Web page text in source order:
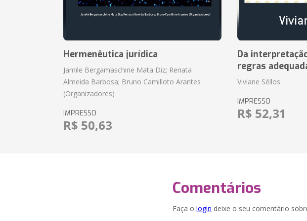
Hermenêutica jurídica
Jamile Bergamaschine Mata Diz; Renata
Almeida Barbosa; Bruno Camilloto Arantes
(Organizadores)
IMPRESSO
R$ 50,63
Da
regras
Viviane Séllos
IMPRESSO
R$ 52,31
Comentários
Faça o login deixe o seu comentário